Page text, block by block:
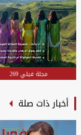
مجلة فيلي 269
أخبار ذات صلة